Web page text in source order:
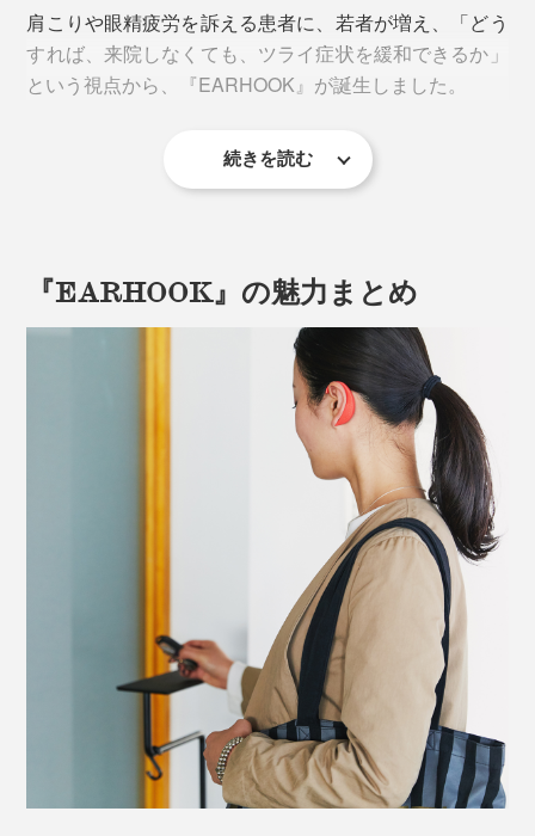
天容（てんよう）
首の筋肉の緊張をほぐし、首の動きを楽にする
動眼神経：眼の調節、眼の疲れ
内耳神経：めまい、乗り物酔い
顔面神経：表情筋、顔やせ
肩こりや眼精疲労を訴える患者に、若者が増え、「どう
すれば、来院しなくても、ツライ症状を緩和できるか」
という視点から、『EARHOOK』が誕生しました。
シリコン製なので、金属が直接肌に当たることがなく、
金属アレルギーの心配もなし。汚れたら洗うこともでき
続きを読む
『EARHOOK』の魅力まとめ